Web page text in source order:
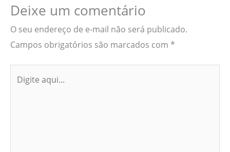
Deixe um comentário
O seu endereço de e-mail não será publicado.
Campos obrigatórios são marcados com *
aqui...